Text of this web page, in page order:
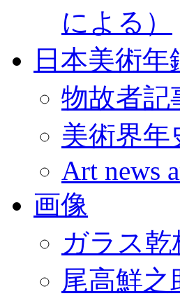
による）
日本美術年
物故者記
美術界年
Art news
画像
ガラス乾
尾高鮮